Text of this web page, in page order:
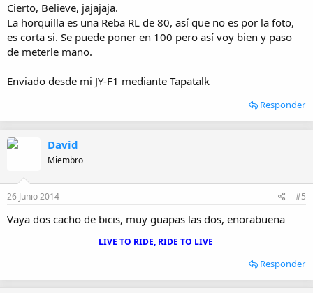
Cierto, Believe, jajajaja.
La horquilla es una Reba RL de 80, así que no es por la foto,
es corta si. Se puede poner en 100 pero así voy bien y paso
de meterle mano.
Enviado desde mi JY-F1 mediante Tapatalk
Responder
David
Miembro
26 Junio 2014 #5
Vaya dos cacho de bicis, muy guapas las dos, enorabuena
LIVE TO RIDE, RIDE TO LIVE
Responder